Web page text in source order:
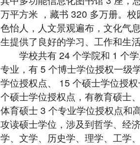
万平方米 ，藏书 320 多万册。
色怡人，人文景观遍布，文化气
生提供了良好的学习、工作和生
学校共有 24 个学院和 1 个学
专业，有 5 个博士学位授权一级
学位授权点、 15 个硕士学位授
个硕士学位授权点，有教育硕士
体育硕士 3 个专业学位授权点和
攻读硕士学位，涉及到哲学、经
学、文学、历史学、理学、工学